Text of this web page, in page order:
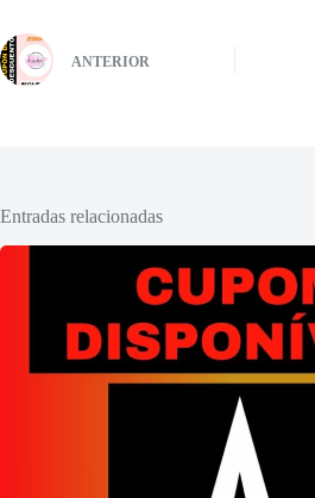
ANTERIOR
Entradas relacionadas